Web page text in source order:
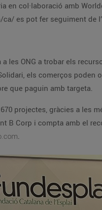
en col·laboració amb
es pot fer seguiment de
les ONG a trobar els
els comerços
que paguin amb targeta.
projectes, gràcies a les
B Corp i compta amb el
.